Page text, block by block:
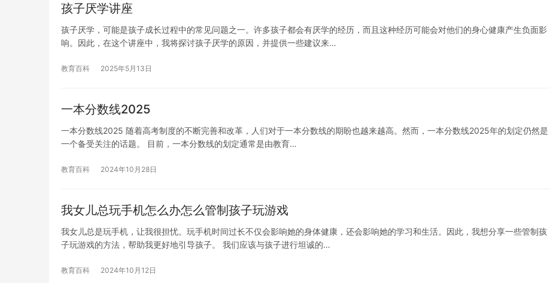
孩子厌学讲座
孩子厌学，可能是孩子成长过程中的常见问题之一。许多孩子都会有厌学的经历，而且这种经历可能会对他们的身心健康产生负面影
响。因此，在这个讲座中，我将探讨孩子厌学的原因，并提供一些建议来…
教育百科 2025年5月13日
一本分数线2025
一本分数线2025 随着高考制度的不断完善和改革，人们对于一本分数线的期盼也越来越高。然而，一本分数线2025年的划定仍然是
一个备受关注的话题。 目前，一本分数线的划定通常是由教育…
教育百科 2024年10月28日
我女儿总玩手机怎么办怎么管制孩子玩游戏
我女儿总是玩手机，让我很担忧。玩手机时间过长不仅会影响她的身体健康，还会影响她的学习和生活。因此，我想分享一些管制孩
子玩游戏的方法，帮助我更好地引导孩子。 我们应该与孩子进行坦诚的…
教育百科 2024年10月12日